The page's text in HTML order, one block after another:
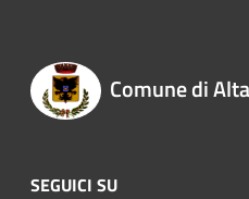
Comune di
SEGUICI SU